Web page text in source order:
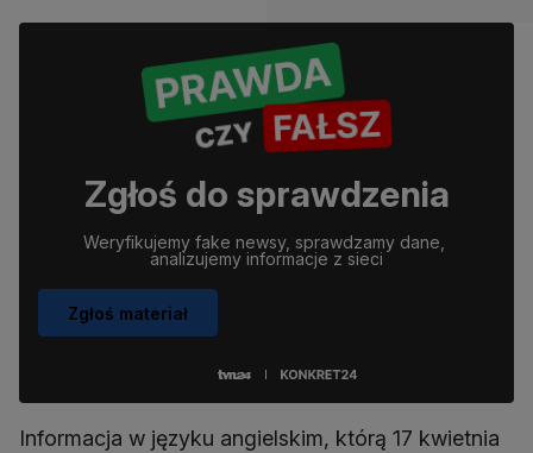
Zgłoś do sprawdzenia
Weryfikujemy fake newsy, sprawdzamy dane,
analizujemy informacje z sieci
Zgłoś materiał
Informacja w języku angielskim, którą 17 kwietnia